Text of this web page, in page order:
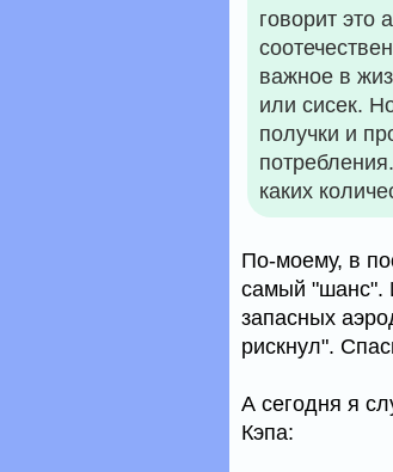
говорит это
важное в
или сисек.
получки и
каких
По-моему, в
самый "шанс".
запасных
рискнул".
А сегодня я
Кэпа: